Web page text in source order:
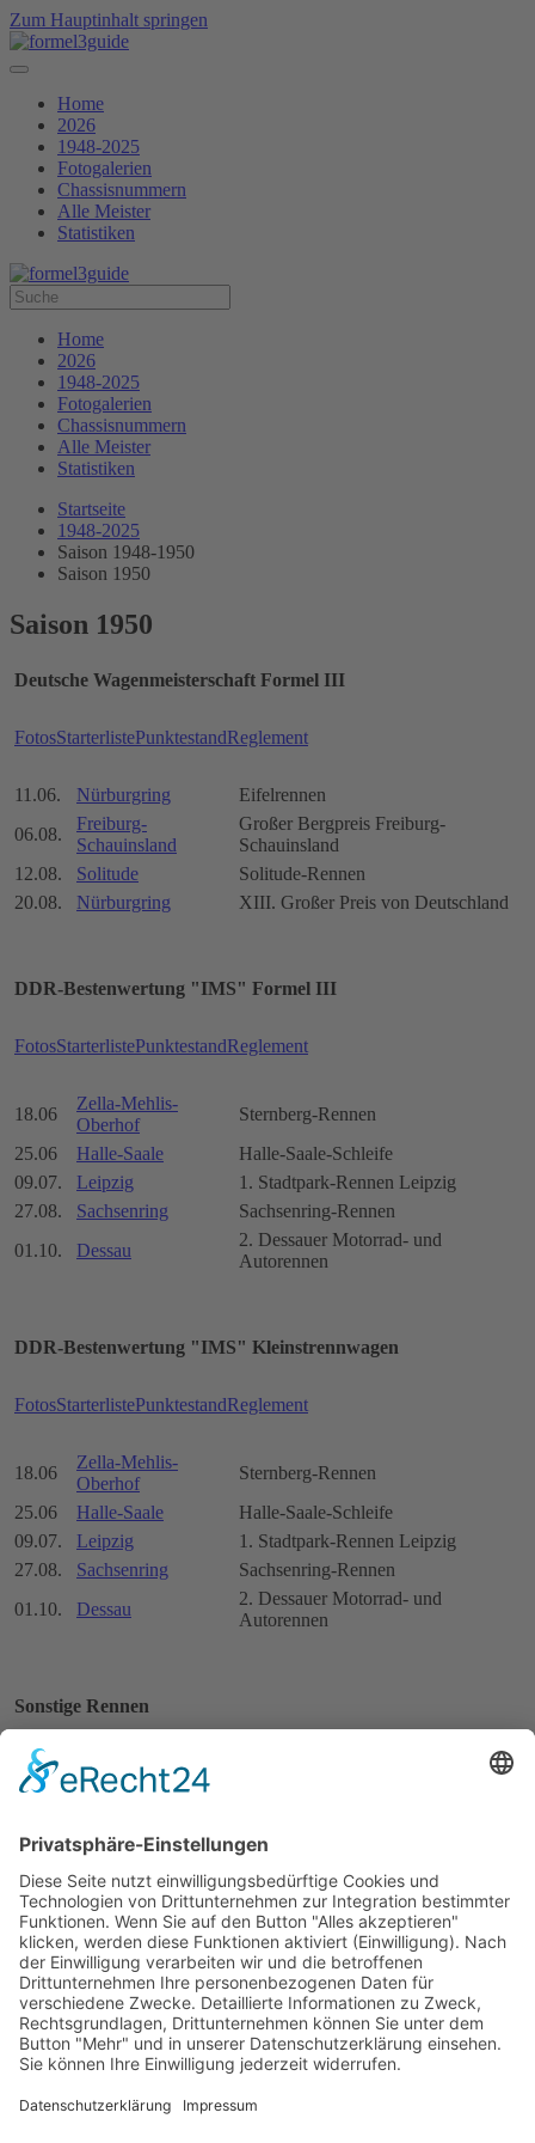
Zum Hauptinhalt springen
Home
2026
1948-2025
Fotogalerien
Chassisnummern
Alle Meister
Statistiken
Home
2026
1948-2025
Fotogalerien
Chassisnummern
Alle Meister
Statistiken
Startseite
1948-2025
Saison 1948-1950
Saison 1950
Saison 1950
Deutsche Wagenmeisterschaft Formel III
FotosStarterlistePunktestandReglement
11.06. Nürburgring
Eifelrennen
06.08.
Freiburg-
Schauinsland
Großer Bergpreis Freiburg-
Schauinsland
12.08.
Solitude
Solitude-Rennen
20.08.
Nürburgring XIII. Großer Preis von Deutschland
DDR-Bestenwertung "IMS" Formel III
FotosStarterlistePunktestandReglement
18.06
Zella-Mehlis-
Oberhof
Sternberg-Rennen
25.06
Halle-Saale
Halle-Saale-Schleife
09.07.
Leipzig
1. Stadtpark-Rennen Leipzig
27.08.
Sachsenring
Sachsenring-Rennen
01.10.
Dessau
2. Dessauer Motorrad- und
Autorennen
DDR-Bestenwertung "IMS" Kleinstrennwagen
FotosStarterlistePunktestandReglement
18.06
Zella-Mehlis-
Oberhof
Sternberg-Rennen
25.06
Halle-Saale
Halle-Saale-Schleife
09.07.
Leipzig
1. Stadtpark-Rennen Leipzig
27.08.
Sachsenring
Sachsenring-Rennen
01.10.
Dessau
2. Dessauer Motorrad- und
Autorennen
Sonstige Rennen
14.05. Hockenheim
20.05.
Monte Carlo
18.06.
Kiel
Kieler Hafenkurs
18.06.
Tübingen
2. Stadtring-Rennen Tübingen
25.06.
Schotten
Jubiläumsrennen Rund um Schotten
02.07.
Leverkusen
Um das Bayerkreuz
30.07.
Ingolstadt
Donauring-Rennen
17.09.
Grenzlandring
Grenzlandring-Rennen
24.09.
Saarbrücken
Saaruferring-Rennen
01.10.
Feldberg 1. DMV-Feldberg-Rennen
Impressum